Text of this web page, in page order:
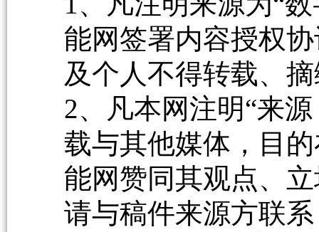
能网签署内容授权
及个人不得转载、
2、凡本网注明“来
载与其他媒体，目
能网赞同其观点、
请与稿件来源方联